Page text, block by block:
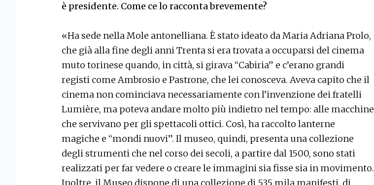
è presidente. Come ce lo racconta brevemente?
«Ha sede nella Mole antonelliana. È stato ideato da Maria Adriana Prolo,
che già alla fine degli anni Trenta si era trovata a occuparsi del cinema
muto torinese quando, in città, si girava “Cabiria” e c’erano grandi
registi come Ambrosio e Pastrone, che lei conosceva. Aveva capito che il
cinema non cominciava necessariamente con l’invenzione dei fratelli
Lumière, ma poteva andare molto più indietro nel tempo: alle macchine
che servivano per gli spettacoli ottici. Così, ha raccolto lanterne
magiche e “mondi nuovi”. Il museo, quindi, presenta una collezione
degli strumenti che nel corso dei secoli, a partire dal 1500, sono stati
realizzati per far vedere o creare le immagini sia fisse sia in movimento.